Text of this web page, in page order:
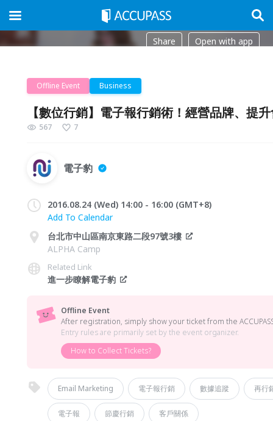
Share Open with app
Offline Event Business
【數位行銷】電子報行銷術！經營品牌、提
567 7
電子豹
2016.08.24 (Wed) 14:00 - 16:00 (GMT+8)
Add To Calendar
台北市中山區南京東路二段97號3樓
ALPHA Camp
Related Link
進一步瞭解電子豹
Offline Event
After registration, simply show your ticket from the
Entry rules are primarily set by the event organizer.
How to Collect Tickets?
Email Marketing 電子報行銷 數據追蹤 再行
電子報 節慶行銷 客戶關係